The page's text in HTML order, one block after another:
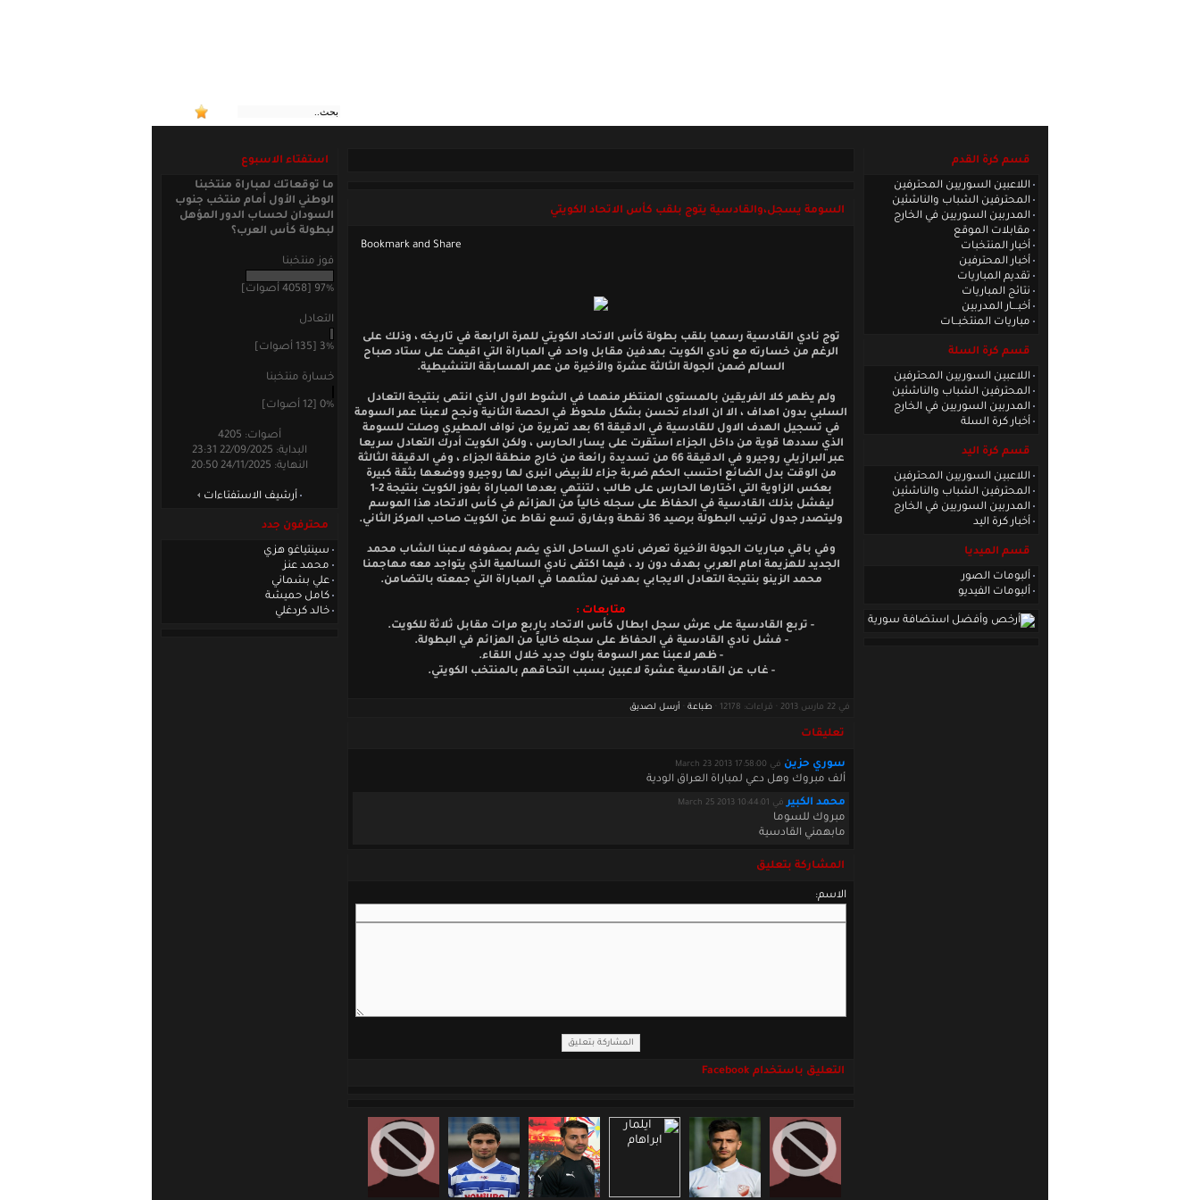
قسم كرة القدم
اللاعبين السوريين المحترفين
المحترفين الشباب والناشئين
المدربين السوريين في الخارج
مقابلات الموقع
أخبار المنتخبات
أخبار المحترفين
تقديم المباريات
نتائج المباريات
أخبـــار المدربين
مباريات المنتخبــات
قسم كرة السلة
اللاعبين السوريين المحترفين
المحترفين الشباب والناشئين
المدربين السوريين في الخارج
أخبار كرة السلة
قسم كرة اليد
اللاعبين السوريين المحترفين
المحترفين الشباب والناشئين
المدربين السوريين في الخارج
أخبار كرة اليد
قسم الميديا
ألبومات الصور
ألبومات الفيديو
السومة يسجل،والقادسية يتوج بلقب كأس الاتحاد الكويتي
توج نادي القادسية رسميا بلقب بطولة كأس الاتحاد الكويتي للمرة الرابعة في تاريخه ، وذلك على
الرغم من خسارته مع نادي الكويت بهدفين مقابل واحد في المباراة التي اقيمت على ستاد صباح
السالم ضمن الجولة الثالثة عشرة والأخيرة من عمر المسابقة التنشيطية.
ولم يظهر كلا الفريقين بالمستوى المنتظر منهما في الشوط الاول الذي انتهى بنتيجة التعادل
السلبي بدون اهداف ، الا ان الاداء تحسن بشكل ملحوظ في الحصة الثانية ونجح لاعبنا عمر السومة
في تسجيل الهدف الاول للقادسية في الدقيقة 61 بعد تمريرة من نواف المطيري وصلت للسومة
الذي سددها قوية من داخل الجزاء استقرت على يسار الحارس ، ولكن الكويت أدرك التعادل سريعا
عبر البرازيلي روجيرو في الدقيقة 66 من تسديدة رائعة من خارج منطقة الجزاء ، وفي الدقيقة الثالثة
من الوقت بدل الضائع احتسب الحكم ضربة جزاء للأبيض انبرى لها روجيرو ووضعها بثقة كبيرة
بعكس الزاوية التي اختارها الحارس على طالب ، لتنتهي بعدها المباراة بفوز الكويت بنتيجة 2-1
ليفشل بذلك القادسية في الحفاظ على سجله خالياً من الهزائم في كأس الاتحاد هذا الموسم
وليتصدر جدول ترتيب البطولة برصيد 36 نقطة وبفارق تسع نقاط عن الكويت صاحب المركز الثاني.
وفي باقي مباريات الجولة الأخيرة تعرض نادي الساحل الذي يضم بصفوفه لاعبنا الشاب محمد
الجديد للهزيمة امام العربي بهدف دون رد ، فيما اكتفى نادي السالمية الذي يتواجد معه مهاجمنا
محمد الزينو بنتيجة التعادل الايجابي بهدفين لمثلهما في المباراة التي جمعته بالتضامن.
متابعات :
- تربع القادسية على عرش سجل ابطال كأس الاتحاد باربع مرات مقابل ثلاثة للكويت.
- فشل نادي القادسية في الحفاظ على سجله خالياً من الهزائم في البطولة.
- ظهر لاعبنا عمر السومة بلوك جديد خلال اللقاء.
- غاب عن القادسية عشرة لاعبين بسبب التحاقهم بالمنتخب الكويتي.
في 22 مارس 2013 · قراءات: 12178 · طباعة أرسل لصديق
تعليقات
سوري حزين في March 23 2013 17:58:00
ألف مبروك وهل دعي لمباراة العراق الودية
محمد الكبير في March 25 2013 10:44:01
مبروك للسوما
مابهمني القادسية
المشاركة بتعليق
الاسم:
التعليق باستخدام Facebook
استفتاء الاسبوع
ما توقعاتك لمباراة منتخبنا
الوطني الأول أمام منتخب جنوب
السودان لحساب الدور المؤهل
لبطولة كأس العرب؟
فوز منتخبنا
97% [4058 أصوات]
التعادل
3% [135 أصوات]
خسارة منتخبنا
0% [12 أصوات]
أصوات: 4205
البداية: 22/09/2025 23:31
النهاية: 24/11/2025 20:50
أرشيف الاستفتاءات
محترفون جدد
سينتياغو هزي
محمد عنز
علي بشماني
كامل حميشة
خالد كردغلي